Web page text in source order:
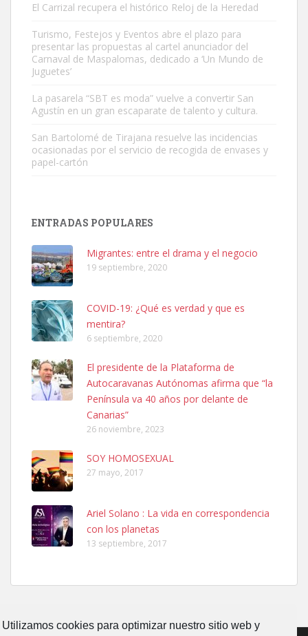
Utilizamos cookies para optimizar nuestro sitio web y
Gato manso encontrado
Este gato macho ha aparecido en la calle hace menos de un mes,
es muy manso y extremadamente cari...
Leales.org » Gran Canaria
SHIBA PERDIDO AVDA JOSE MESA Y LOPEZ
PERRO MACHO RAZA SHIBA CON MICROCHIP PERDIDO HOY
06/07/2025 ZONA MESA Y LOPEZ. ES MUY ASUSTADIZO
Leales.org » Gran Canaria
6.7.2025
Ninfa perdida
El día 5 se los perdió una ninfa papillera, asustada tiene miedo a la
calle, se perdió por la zon...
El Carrizal recupera el histórico Reloj de la Heredad
Turismo, Festejos y Eventos abre el plazo para
presentar las propuestas al cartel anunciador del
Carnaval de Maspalomas, dedicado a ‘Un Mundo de
Juguetes’
La pasarela “SBT es moda” vuelve a convertir San
Agustín en un gran escaparate de talento y cultura.
San Bartolomé de Tirajana resuelve las incidencias
ocasionadas por el servicio de recogida de envases y
papel-cartón
ENTRADAS POPULARES
Migrantes: entre el drama y el negocio
19 septiembre, 2020
COVID-19: ¿Qué es verdad y que es
mentira?
6 septiembre, 2020
El presidente de la Plataforma de
Autocaravanas Autónomas afirma que “la
Península va 40 años por delante de
Canarias”
26 noviembre, 2023
SOY HOMOSEXUAL
27 mayo, 2017
Ariel Solano : La vida en correspondencia
con los planetas
13 septiembre, 2017